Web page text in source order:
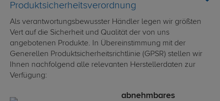
Produktsicherheitsverordnung
Als verantwortungsbewusster Händler legen wir größten
Vert auf die Sicherheit und Qualität der von uns
angebotenen Produkte. In Übereinstimmung mit der
Generellen Produktsicherheitsrichtlinie (GPSR) stellen wir
Ihnen nachfolgend alle relevanten Herstellerdaten zur
Verfügung:
abnehmbares